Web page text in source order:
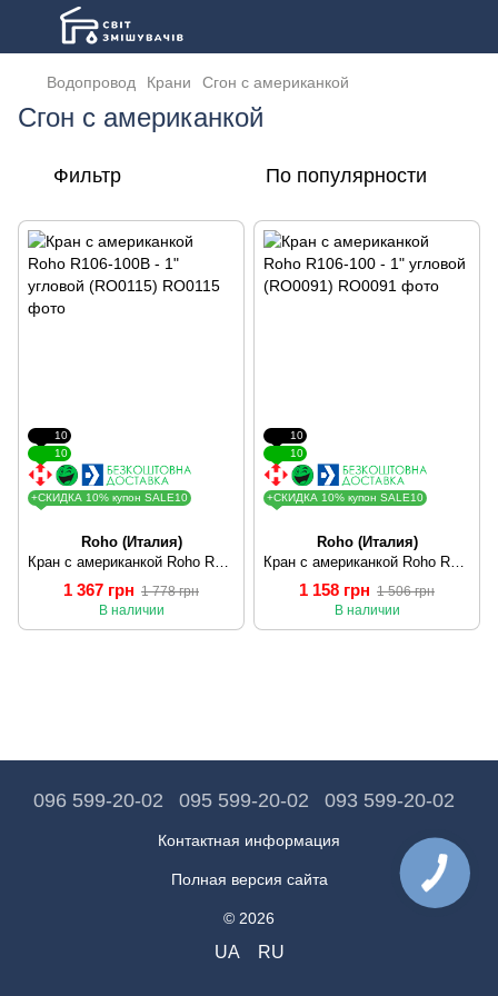
Водопровод Крани Сгон с американкой
Сгон с американкой
Фильтр По популярности
10
10
+СКИДКА 10% купон SALE10
Roho (Италия)
Кран с американкой Roho R106-100B - 1" угловой (RO0115)
1 367 грн 1 778 грн
В наличии
10
10
+СКИДКА 10% купон SALE10
Roho (Италия)
Кран с американкой Roho R106-100 - 1" угловой (RO0091)
1 158 грн 1 506 грн
В наличии
096 599-20-02 095 599-20-02 093 599-20-02
Контактная информация
Полная версия сайта
© 2026
UA RU